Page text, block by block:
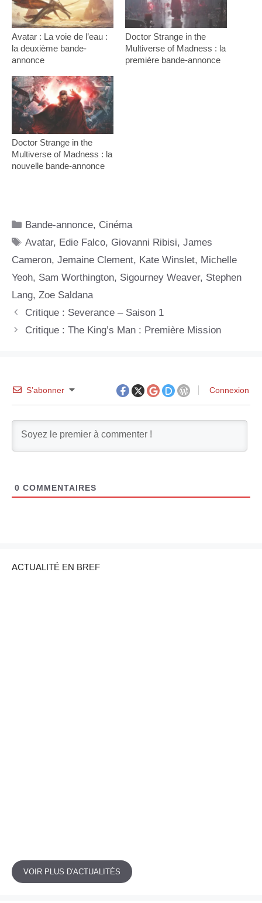
Avatar : La voie de l’eau :
la deuxième bande-
annonce
Doctor Strange in the
Multiverse of Madness : la
première bande-annonce
Doctor Strange in the
Multiverse of Madness : la
nouvelle bande-annonce
Catégories
Bande-annonce, Cinéma
Étiquettes
Avatar, Edie Falco, Giovanni Ribisi,James
Cameron, Jemaine Clement, Kate Winslet, Michelle
Yeoh, Sam Worthington, Sigourney Weaver, Stephen
Lang, Zoe Saldana
Critique : Severance – Saison 1
Critique : The King’s Man : Première Mission
S’abonner Connexion
0 COMMENTAIRES
ACTUALITÉ EN BREF
VOIR PLUS D'ACTUALITÉS